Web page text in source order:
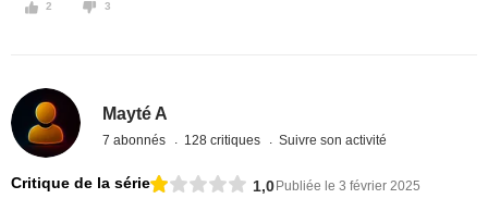
2 3
Mayté A
7 abonnés 128 critiques Suivre son activité
Critique de la série 1,0Publiée le 3 février 2025